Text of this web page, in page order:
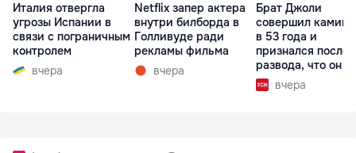
Италия отвергла
угрозы Испании в
связи с пограничным
контролем
вчера
Netflix запер актера
внутри билборда в
Голливуде ради
рекламы фильма
вчера
Брат Джоли
совершил
в 53 года и
признался после
развода, что он
вчера